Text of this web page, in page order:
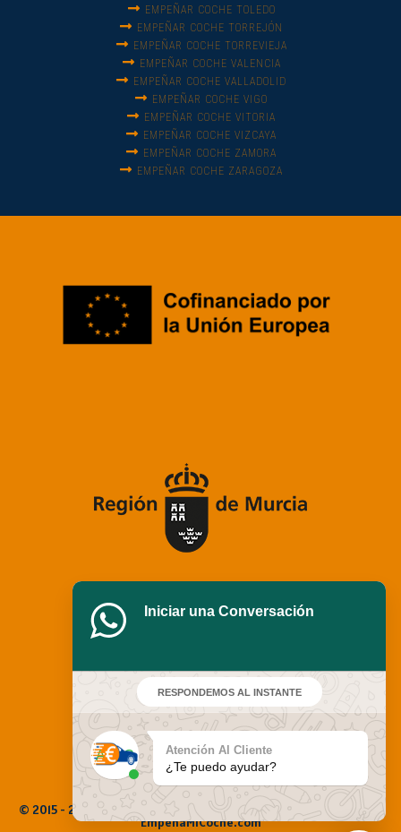
EMPEÑAR COCHE TOLEDO
EMPEÑAR COCHE TORREJÓN
EMPEÑAR COCHE TORREVIEJA
EMPEÑAR COCHE VALENCIA
EMPEÑAR COCHE VALLADOLID
EMPEÑAR COCHE VIGO
EMPEÑAR COCHE VITORIA
EMPEÑAR COCHE VIZCAYA
EMPEÑAR COCHE ZAMORA
EMPEÑAR COCHE ZARAGOZA
© 2015 - 2025 Empeña Mi Coche. Todos los derechos reservados |
EmpenaMiCoche.com
Iniciar una Conversación
RESPONDEMOS AL INSTANTE
Atención Al Cliente
¿Te puedo ayudar?